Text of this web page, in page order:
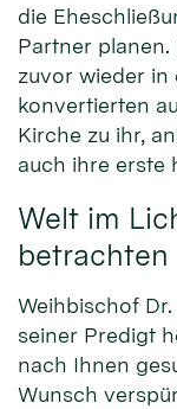
die
Partner
zuvor wieder in
konvertierten
Kirche zu ihr,
auch ihre erste
Welt im
betrachten
Weihbischof
seiner Predigt
nach Ihnen
Wunsch